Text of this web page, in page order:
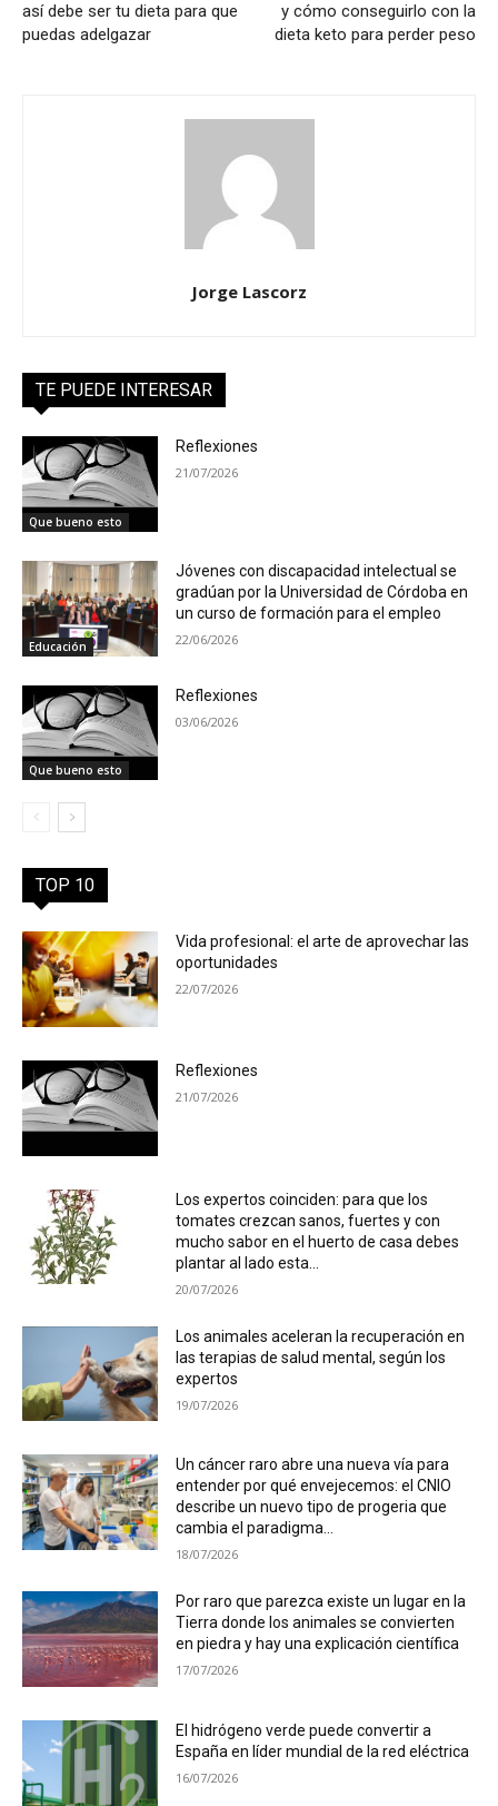
así debe ser tu dieta para que
puedas adelgazar
y cómo conseguirlo con la
dieta keto para perder peso
Jorge Lascorz
TE PUEDE INTERESAR
Que bueno esto
Reflexiones
21/07/2026
Educación
Jóvenes con discapacidad intelectual se
gradúan por la Universidad de Córdoba en
un curso de formación para el empleo
22/06/2026
Que bueno esto
Reflexiones
03/06/2026
TOP 10
Vida profesional: el arte de aprovechar las
oportunidades
22/07/2026
Reflexiones
21/07/2026
Los expertos coinciden: para que los
tomates crezcan sanos, fuertes y con
mucho sabor en el huerto de casa debes
plantar al lado esta...
20/07/2026
Los animales aceleran la recuperación en
las terapias de salud mental, según los
expertos
19/07/2026
Un cáncer raro abre una nueva vía para
entender por qué envejecemos: el CNIO
describe un nuevo tipo de progeria que
cambia el paradigma...
18/07/2026
Por raro que parezca existe un lugar en la
Tierra donde los animales se convierten
en piedra y hay una explicación científica
17/07/2026
El hidrógeno verde puede convertir a
España en líder mundial de la red eléctrica
16/07/2026